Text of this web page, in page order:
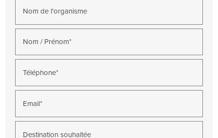
Nom de l'organisme
Nom / Prénom*
Téléphone*
Email*
Destination souhaitée